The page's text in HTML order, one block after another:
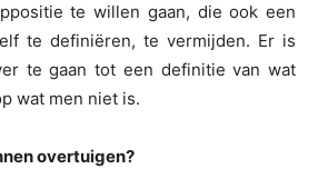
te willen gaan, die ook een
te definiëren, te vermijden. Er is
te gaan tot een definitie van wat
wat men niet is.
overtuigen?